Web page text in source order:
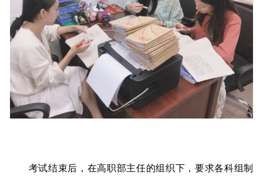
考试结束后，在高职部主任的组织下，要求各科组制